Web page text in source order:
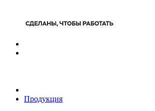
Продукция